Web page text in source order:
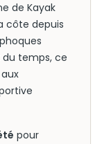
de Kayak
côte depuis
du temps, ce
pour